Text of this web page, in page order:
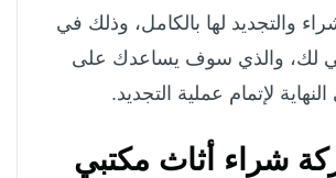
والتجديد لها بالكامل، وذلك في
لك، والذي سوف يساعدك على
لإتمام عملية التجديد.
شراء أثاث مكتبي